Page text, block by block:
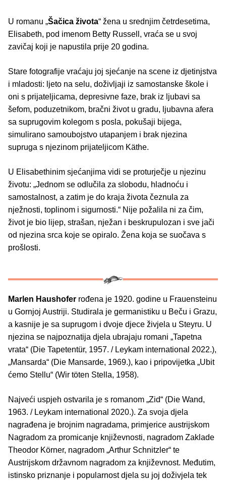
U romanu „Šačica života“ žena u srednjim četrdesetima,
Elisabeth, pod imenom Betty Russell, vraća se u svoj
zavičaj koji je napustila prije 20 godina.
Stare fotografije vraćaju joj sjećanje na scene iz djetinjstva
i mladosti: ljeto na selu, doživljaji iz samostanske škole i
oni s prijateljicama, depresivne faze, brak iz ljubavi sa
šefom, poduzetnikom, bračni život u gradu, ljubavna afera
sa suprugovim kolegom s posla, pokušaji bijega,
simulirano samoubojstvo utapanjem i brak njezina
supruga s njezinom prijateljicom Käthe.
U Elisabethinim sjećanjima vidi se proturječje u njezinu
životu: „Jednom se odlučila za slobodu, hladnoću i
samostalnost, a zatim je do kraja života čeznula za
nježnosti, toplinom i sigurnosti.“ Nije požalila ni za čim,
život je bio lijep, strašan, nježan i beskrupulozan i sve jači
od njezina srca koje se opiralo. Žena koja se suočava s
prošlosti.
Marlen Haushofer rođena je 1920. godine u Frauensteinu
u Gornjoj Austriji. Studirala je germanistiku u Beču i Grazu,
a kasnije je sa suprugom i dvoje djece živjela u Steyru. U
njezina se najpoznatija djela ubrajaju romani „Tapetna
vrata“ (Die Tapetentür, 1957. / Leykam international 2022.),
„Mansarda“ (Die Mansarde, 1969.), kao i pripovijetka „Ubit
ćemo Stellu“ (Wir töten Stella, 1958).
Najveći uspjeh ostvarila je s romanom „Zid“ (Die Wand,
1963. / Leykam international 2020.). Za svoja djela
nagrađena je brojnim nagradama, primjerice austrijskom
Nagradom za promicanje književnosti, nagradom Zaklade
Theodor Körner, nagradom „Arthur Schnitzler“ te
Austrijskom državnom nagradom za književnost. Međutim,
istinsko priznanje i popularnost djela su joj doživjela tek